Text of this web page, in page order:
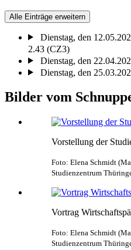
Alle Einträge erweitern
Dienstag, den
2.43 (CZ3)
Dienstag, den
Dienstag, den
Bilder vom
Vorstellung der
Foto: Elena Schmidt
Studienzentrum
Vortrag
Foto: Elena Schmidt
Studienzentrum